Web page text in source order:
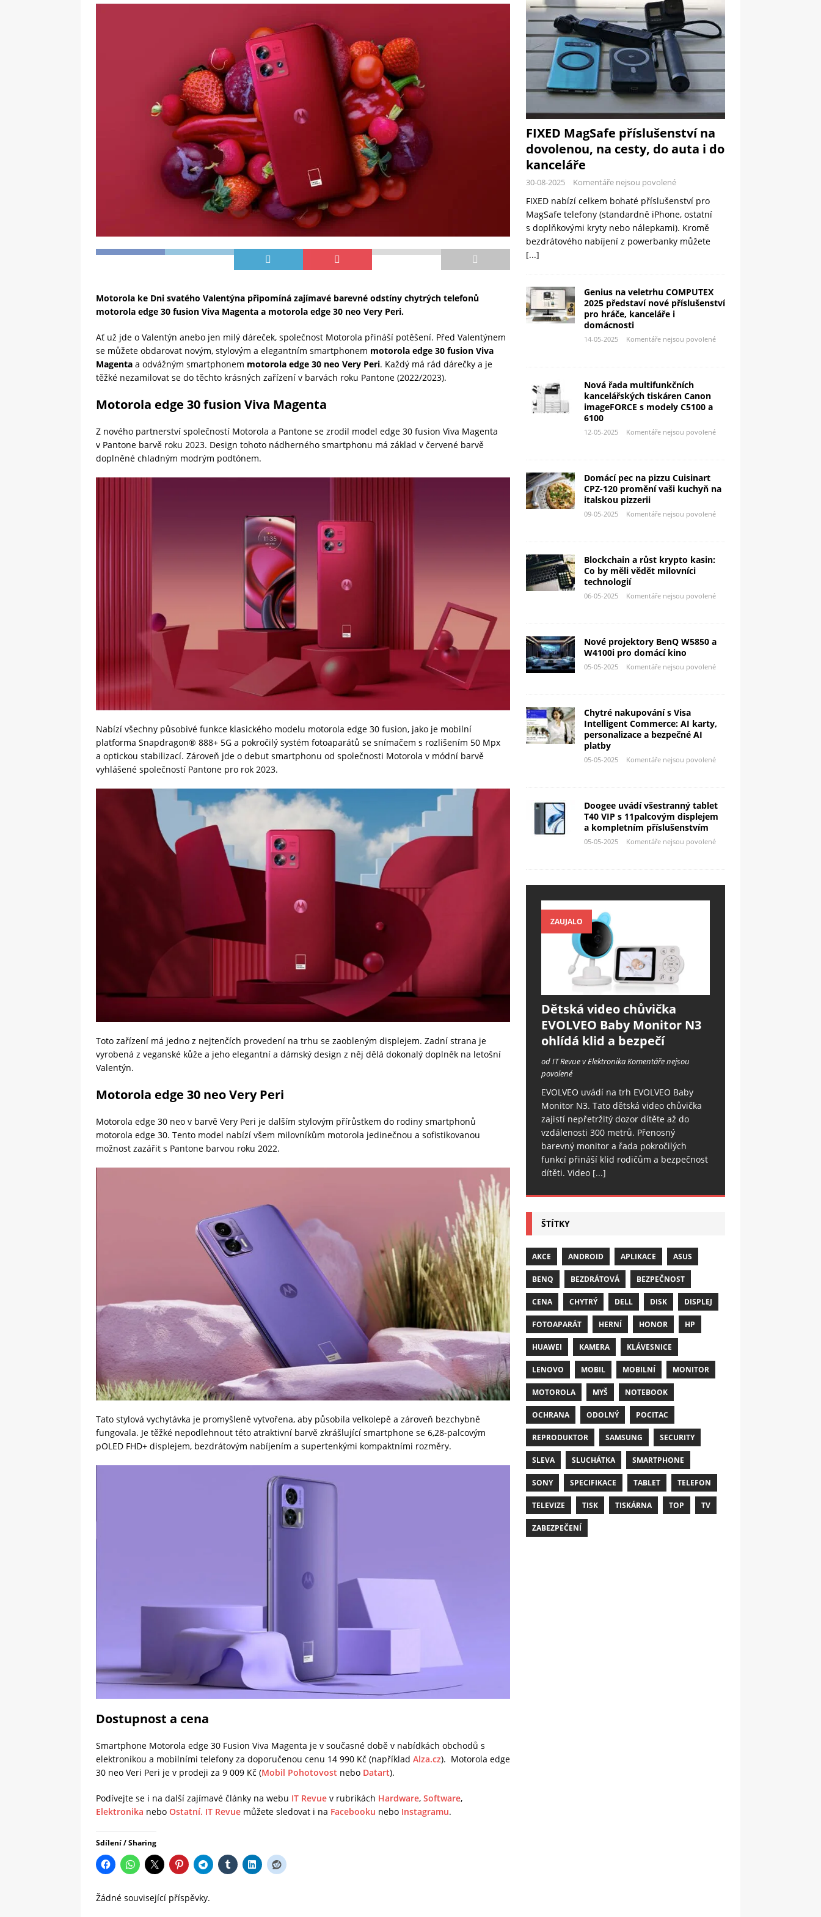
Motorola ke Dni svatého Valentýna připomíná zajímavé barevné odstíny chytrých telefonů
motorola edge 30 fusion Viva Magenta a motorola edge 30 neo Very Peri.
Ať už jde o Valentýn anebo jen milý dáreček, společnost Motorola přináší potěšení. Před Valentýnem
se můžete obdarovat novým, stylovým a elegantním smartphonem motorola edge 30 fusion Viva
Magenta a odvážným smartphonem motorola edge 30 neo Very Peri. Každý má rád dárečky a je
těžké nezamilovat se do těchto krásných zařízení v barvách roku Pantone (2022/2023).
Motorola edge 30 fusion Viva Magenta
Z nového partnerství společností Motorola a Pantone se zrodil model edge 30 fusion Viva Magenta
v Pantone barvě roku 2023. Design tohoto nádherného smartphonu má základ v červené barvě
doplněné chladným modrým podtónem.
Nabízí všechny působivé funkce klasického modelu motorola edge 30 fusion, jako je mobilní
platforma Snapdragon® 888+ 5G a pokročilý systém fotoaparátů se snímačem s rozlišením 50 Mpx
a optickou stabilizací. Zároveň jde o debut smartphonu od společnosti Motorola v módní barvě
vyhlášené společností Pantone pro rok 2023.
Toto zařízení má jedno z nejtenčích provedení na trhu se zaobleným displejem. Zadní strana je
vyrobená z veganské kůže a jeho elegantní a dámský design z něj dělá dokonalý doplněk na letošní
Valentýn.
Motorola edge 30 neo Very Peri
Motorola edge 30 neo v barvě Very Peri je dalším stylovým přírůstkem do rodiny smartphonů
motorola edge 30. Tento model nabízí všem milovníkům motorola jedinečnou a sofistikovanou
možnost zazářit s Pantone barvou roku 2022.
Tato stylová vychytávka je promyšleně vytvořena, aby působila velkolepě a zároveň bezchybně
fungovala. Je těžké nepodlehnout této atraktivní barvě zkrášlující smartphone se 6,28-palcovým
pOLED FHD+ displejem, bezdrátovým nabíjením a supertenkými kompaktními rozměry.
Dostupnost a cena
Smartphone Motorola edge 30 Fusion Viva Magenta je v současné době v nabídkách obchodů s
elektronikou a mobilními telefony za doporučenou cenu 14 990 Kč (například Alza.cz). Motorola edge
30 neo Veri Peri je v prodeji za 9 009 Kč (Mobil Pohotovost nebo Datart).
Podívejte se i na další zajímavé články na webu IT Revue v rubrikách Hardware, Software,
Elektronika nebo Ostatní. IT Revue můžete sledovat i na Facebooku nebo Instagramu.
Sdílení / Sharing
Žádné související příspěvky.
FIXED MagSafe příslušenství na
dovolenou, na cesty, do auta i do
kanceláře
30-08-2025 Komentáře nejsou povolené
FIXED nabízí celkem bohaté příslušenství pro
MagSafe telefony (standardně iPhone, ostatní
s doplňkovými kryty nebo nálepkami). Kromě
bezdrátového nabíjení z powerbanky můžete
[...]
Genius na veletrhu COMPUTEX
2025 představí nové příslušenství
pro hráče, kanceláře i
domácnosti
14-05-2025 Komentáře nejsou povolené
Nová řada multifunkčních
kancelářských tiskáren Canon
imageFORCE s modely C5100 a
6100
12-05-2025 Komentáře nejsou povolené
Domácí pec na pizzu Cuisinart
CPZ-120 promění vaši kuchyň na
italskou pizzerii
09-05-2025 Komentáře nejsou povolené
Blockchain a růst krypto kasin:
Co by měli vědět milovníci
technologií
06-05-2025 Komentáře nejsou povolené
Nové projektory BenQ W5850 a
W4100i pro domácí kino
05-05-2025 Komentáře nejsou povolené
Chytré nakupování s Visa
Intelligent Commerce: AI karty,
personalizace a bezpečné AI
platby
05-05-2025 Komentáře nejsou povolené
Doogee uvádí všestranný tablet
T40 VIP s 11palcovým displejem
a kompletním příslušenstvím
05-05-2025 Komentáře nejsou povolené
ZAUJALO
Dětská video chůvička
EVOLVEO Baby Monitor N3
ohlídá klid a bezpečí
od IT Revue v ElektronikaKomentáře nejsou
povolené
EVOLVEO uvádí na trh EVOLVEO Baby
Monitor N3. Tato dětská video chůvička
zajistí nepřetržitý dozor dítěte až do
vzdálenosti 300 metrů. Přenosný
barevný monitor a řada pokročilých
funkcí přináší klid rodičům a bezpečnost
dítěti. Video [...]
ŠTÍTKY
AKCE ANDROID APLIKACE ASUS
BENQ BEZDRÁTOVÁ BEZPEČNOST
CENA CHYTRÝ DELL DISK DISPLEJ
FOTOAPARÁT HERNÍ HONOR HP
HUAWEI KAMERA KLÁVESNICE
LENOVO MOBIL MOBILNÍ MONITOR
MOTOROLA MYŠ NOTEBOOK
OCHRANA ODOLNÝ POCITAC
REPRODUKTOR SAMSUNG SECURITY
SLEVA SLUCHÁTKA SMARTPHONE
SONY SPECIFIKACE TABLET TELEFON
TELEVIZE TISK TISKÁRNA TOP TV
ZABEZPEČENÍ